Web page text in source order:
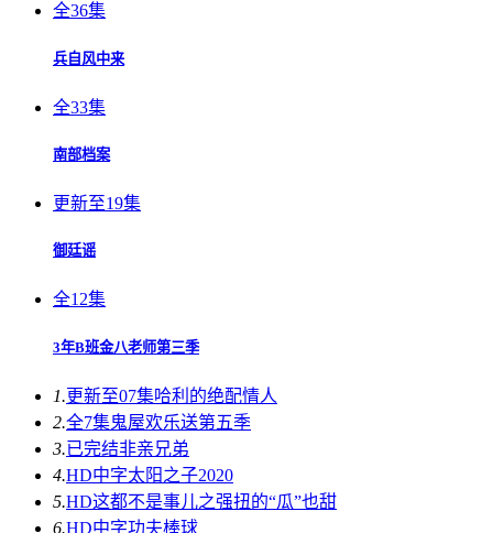
全36集
兵自风中来
全33集
南部档案
更新至19集
御廷谣
全12集
3年B班金八老师第三季
1.更新至07集哈利的绝配情人
2.全7集鬼屋欢乐送第五季
3.已完结非亲兄弟
4.HD中字太阳之子2020
5.HD这都不是事儿之强扭的“瓜”也甜
6.HD中字功夫棒球